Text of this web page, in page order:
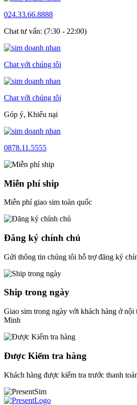
024.33.66.8888
Chat tư vấn: (7:30 - 22:00)
Chat với chúng tôi
Chat với chúng tôi
Góp ý, Khiếu nại
0878.11.5555
Miễn phí ship
Miễn phí giao sim toàn quốc
Đăng ký chính chủ
Gửi thông tin chúng tôi hỗ trợ đăng ký
Ship trong ngày
Giao sim trong ngày với khách hàng ở
Minh
Được Kiểm tra hàng
Khách hàng được kiểm tra trước thanh